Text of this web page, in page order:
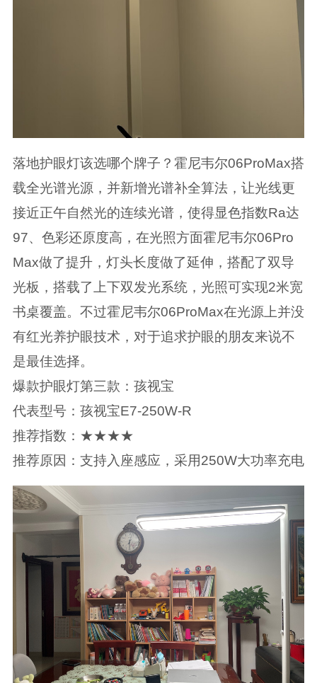
落地护眼灯该选哪个牌子？霍尼韦尔06ProMax搭
载全光谱光源，并新增光谱补全算法，让光线更
接近正午自然光的连续光谱，使得显色指数Ra达
97、色彩还原度高，在光照方面霍尼韦尔06Pro
Max做了提升，灯头长度做了延伸，搭配了双导
光板，搭载了上下双发光系统，光照可实现2米宽
书桌覆盖。不过霍尼韦尔06ProMax在光源上并没
有红光养护眼技术，对于追求护眼的朋友来说不
是最佳选择。
爆款护眼灯第三款：孩视宝
代表型号：孩视宝E7-250W-R
推荐指数：★★★★
推荐原因：支持入座感应，采用250W大功率充电